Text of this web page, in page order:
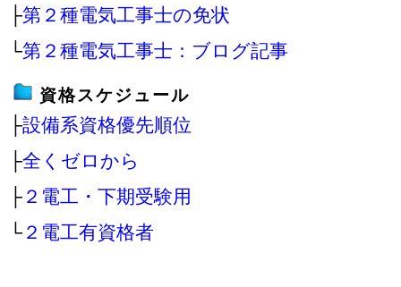
├第２種電気工事士の免状
└第２種電気工事士：ブログ記事
資格スケジュール
├設備系資格優先順位
├全くゼロから
├ ２電工・下期受験用
└ ２電工有資格者